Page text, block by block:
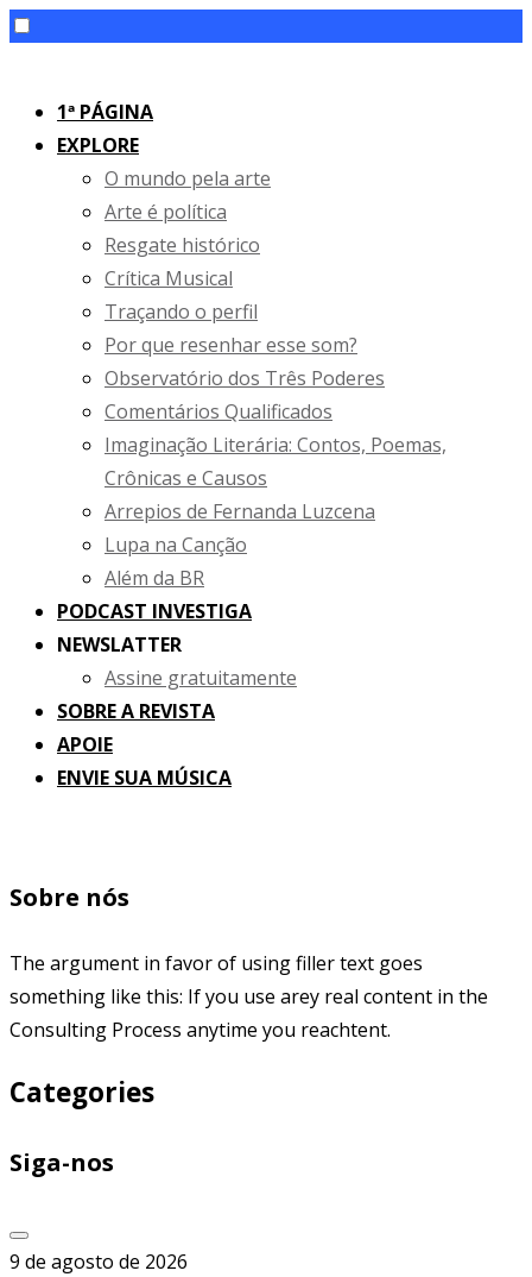
content1ª PÁGINA
EXPLORE
O mundo pela arte
Arte é política
Resgate histórico
Crítica Musical
Traçando o perfil
Por que resenhar esse som?
Observatório dos Três Poderes
Comentários Qualificados
Imaginação Literária: Contos, Poemas,
Crônicas e Causos
Arrepios de Fernanda Luzcena
Lupa na Canção
Além da BR
PODCAST INVESTIGA
NEWSLATTER
Assine gratuitamente
SOBRE A REVISTA
APOIE
ENVIE SUA MÚSICA
Sobre nós
The argument in favor of using filler text goes
something like this: If you use arey real content in the
Consulting Process anytime you reachtent.
Categories
Siga-nos
9 de agosto de 2026